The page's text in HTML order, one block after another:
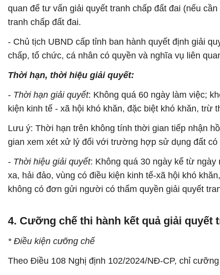
quan để tư vấn giải quyết tranh chấp đất đai (nếu
tranh chấp đất đai.
- Chủ tịch UBND cấp tỉnh ban hành quyết định giải
chấp, tổ chức, cá nhân có quyền và nghĩa vụ liên
Thời hạn, thời hiệu giải quyết:
- Thời hạn giải quyết: Không quá 60 ngày làm việc;
kiện kinh tế - xã hội khó khăn, đặc biệt khó khăn, trừ
Lưu ý: Thời hạn trên không tính thời gian tiếp nhận
gian xem xét xử lý đối với trường hợp sử dụng đất
- Thời hiệu giải quyết: Không quá 30 ngày kể từ
xa, hải đảo, vùng có điều kiện kinh tế-xã hội khó
không có đơn gửi người có thẩm quyền giải quyết
4. Cưỡng chế thi hành kết quả giải quyết
* Điều kiện cưỡng chế
Theo Điều 108 Nghị định 102/2024/NĐ-CP, chỉ